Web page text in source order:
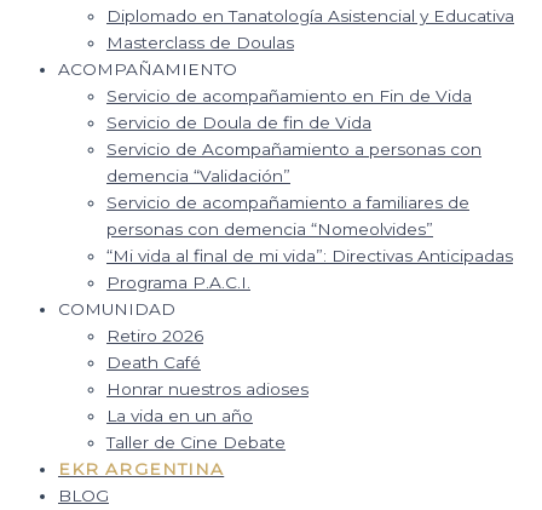
Diplomado en Tanatología Asistencial y Educativa
Masterclass de Doulas
ACOMPAÑAMIENTO
Servicio de acompañamiento en Fin de Vida
Servicio de Doula de fin de Vida
Servicio de Acompañamiento a personas con
demencia “Validación”
Servicio de acompañamiento a familiares de
personas con demencia “Nomeolvides”
“Mi vida al final de mi vida”: Directivas Anticipadas
Programa P.A.C.I.
COMUNIDAD
Retiro 2026
Death Café
Honrar nuestros adioses
La vida en un año
Taller de Cine Debate
EKR ARGENTINA
BLOG